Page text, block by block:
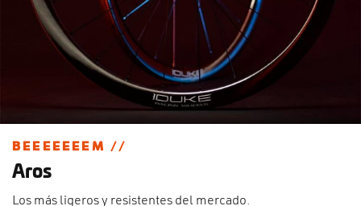
BEEEEEEEM //
Aros
Los más ligeros y resistentes del mercado.